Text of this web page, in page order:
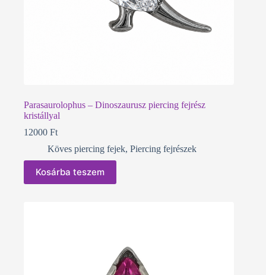
Parasaurolophus – Dinoszaurusz piercing fejrész
kristállyal
12000 Ft
Köves piercing fejek, Piercing fejrészek
Kosárba teszem